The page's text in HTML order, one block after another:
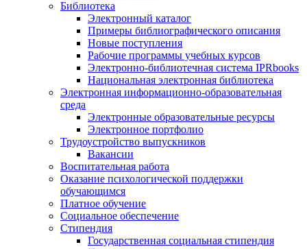
Библиотека
Электронный каталог
Примеры библиографического описания
Новые поступления
Рабочие программы учебных курсов
Электронно-библиотечная система IPRbooks
Национальная электронная библиотека
Электронная информационно-образовательная
среда
Электронные образовательные ресурсы
Электронное портфолио
Трудоустройство выпускников
Вакансии
Воспитательная работа
Оказание психологической поддержки
обучающимся
Платное обучение
Социальное обеспечение
Стипендия
Государственная социальная стипендия